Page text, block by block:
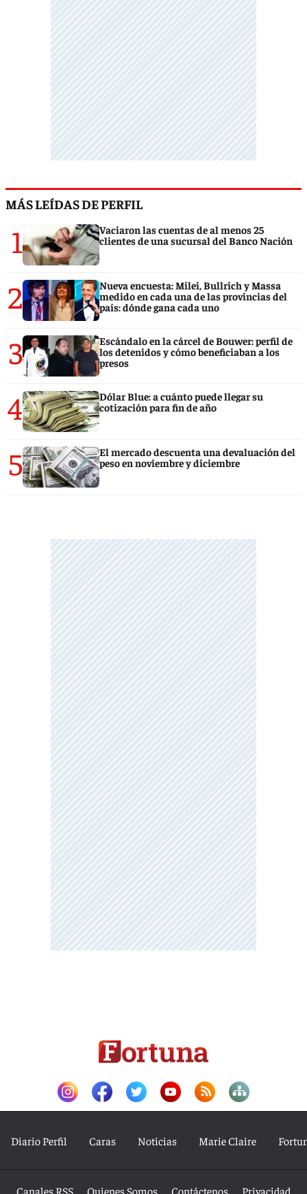
MÁS LEÍDAS DE PERFIL
1
Vaciaron las cuentas de al menos 25
clientes de una sucursal del Banco Nación
2
Nueva encuesta: Milei, Bullrich y Massa
medido en cada una de las provincias del
país: dónde gana cada uno
3
Escándalo en la cárcel de Bouwer: perfil de
los detenidos y cómo beneficiaban a los
presos
4
Dólar Blue: a cuánto puede llegar su
cotización para fin de año
5
El mercado descuenta una devaluación del
peso en noviembre y diciembre
Diario Perfil Caras Noticias Marie Claire
Canales RSS Quienes Somos Contáctenos Privacidad